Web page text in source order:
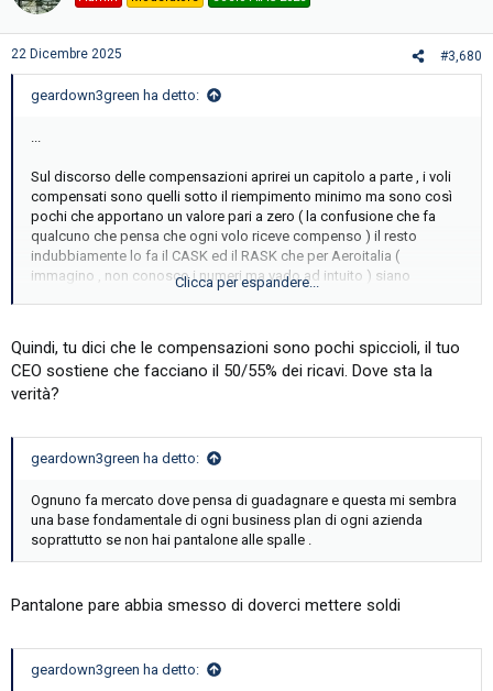
n
s
22 Dicembre 2025 #3,680
geardown3green ha detto:
...
Sul discorso delle compensazioni aprirei un capitolo a parte , i voli
compensati sono quelli sotto il riempimento minimo ma sono così
pochi che apportano un valore pari a zero ( la confusione che fa
qualcuno che pensa che ogni volo riceve compenso ) il resto
indubbiamente lo fa il CASK ed il RASK che per Aeroitalia (
immagino , non conosco i numeri ma vado ad intuito ) siano
parametri estremamente efficienti .
Clicca per espandere...
Quindi, tu dici che le compensazioni sono pochi spiccioli, il tuo
CEO sostiene che facciano il 50/55% dei ricavi. Dove sta la
verità?
geardown3green ha detto:
Ognuno fa mercato dove pensa di guadagnare e questa mi sembra
una base fondamentale di ogni business plan di ogni azienda
soprattutto se non hai pantalone alle spalle .
Pantalone pare abbia smesso di doverci mettere soldi
geardown3green ha detto: